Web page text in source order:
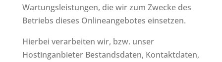
Wartungsleistungen, die wir zum Zwecke des
Betriebs dieses Onlineangebotes einsetzen.
Hierbei verarbeiten wir, bzw. unser
Hostinganbieter Bestandsdaten, Kontaktdaten,